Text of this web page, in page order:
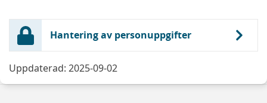
Hantering av personuppgifter
Uppdaterad: 2025-09-02